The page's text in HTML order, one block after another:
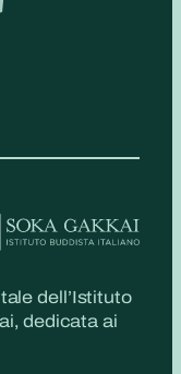
dell’Istituto
dedicata ai